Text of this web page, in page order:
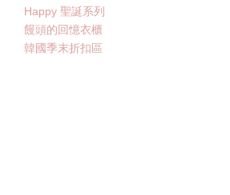
Happy 聖誕系列
饅頭的回憶衣櫃
韓國季末折扣區